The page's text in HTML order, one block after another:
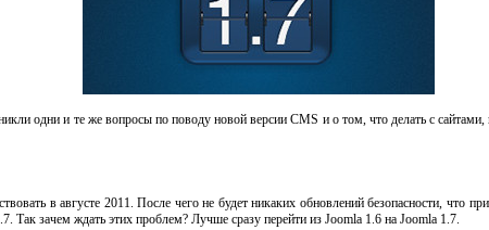
одни и те же вопросы по поводу новой версии CMS и о том, что делать с
в августе 2011. После чего не будет никаких обновлений безопасности, что
зачем ждать этих проблем? Лучше сразу перейти из Joomla 1.6 на Joomla 1.7.